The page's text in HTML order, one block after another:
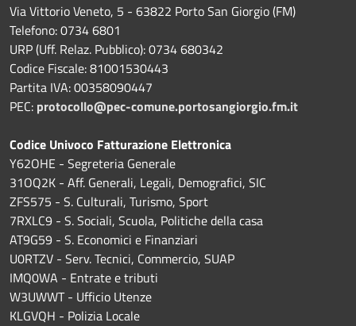
Via Vittorio Veneto, 5 - 63822 Porto San Giorgio (FM)
Telefono: 0734 6801
URP (Uff. Relaz. Pubblico): 0734 680342
Codice Fiscale: 81001530443
Partita IVA: 00358090447
PEC: protocollo@pec-comune.portosangiorgio.fm.it
Codice Univoco Fatturazione Elettronica
Y62OHE - Segreteria Generale
31OQ2K - Aff. Generali, Legali, Demografici, SIC
ZFS575 - S. Culturali, Turismo, Sport
7RXLC9 - S. Sociali, Scuola, Politiche della casa
AT9G59 - S. Economici e Finanziari
U0RTZV - Serv. Tecnici, Commercio, SUAP
IMQ0WA - Entrate e tributi
W3UWWT - Ufficio Utenze
KLGVQH - Polizia Locale